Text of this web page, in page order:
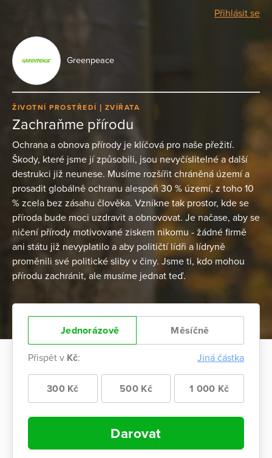
Přihlásit se
Greenpeace
ŽIVOTNÍ PROSTŘEDÍ ZVÍŘATA
Zachraňme přírodu
Ochrana a obnova přírody je klíčová pro naše přežití.
Škody, které jsme jí způsobili, jsou nevyčíslitelné a další
destrukci již neunese. Musíme rozšířit chráněná území a
prosadit globálně ochranu alespoň 30 % území, z toho 10
% zcela bez zásahu člověka. Vznikne tak prostor, kde se
příroda bude moci uzdravit a obnovovat. Je načase, aby se
ničení přírody motivované ziskem nikomu - žádné firmě
ani státu již nevyplatilo a aby političtí lídři a lídryně
proměnili své politické sliby v činy. Jsme ti, kdo mohou
přírodu zachránit, ale musíme jednat teď.
Jednorázově Měsíčně
Přispět v Kč: Jiná částka
300 Kč 500 Kč 1 000 Kč
Darovat